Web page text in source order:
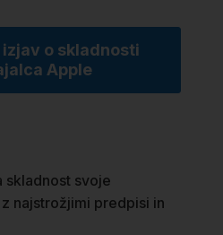
o skladnosti
Apple
skladnost svoje
najstrožjimi predpisi in